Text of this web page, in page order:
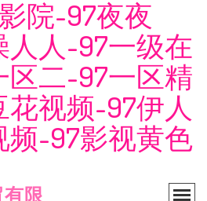
院-97夜夜
人-97一级在
二-97一区精
视频-97伊人
频-97影视黄色
限